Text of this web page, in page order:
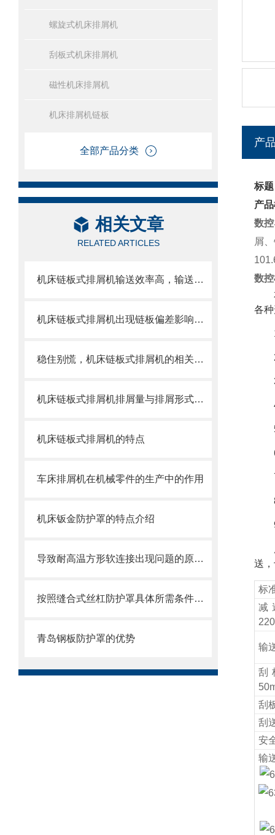
螺旋式机床排屑机
刮板式机床排屑机
磁性机床排屑机
机床排屑机链板
全部产品分类
相关文章
RELATED ARTICLES
机床链板式排屑机输送效率高，输送速度选择范围大
机床链板式排屑机出现链板偏差影响效率了怎么办？
稳住别慌，机床链板式排屑机的相关信息马上来
机床链板式排屑机排屑量与排屑形式有很大关系
机床链板式排屑机的特点
车床排屑机在机械零件的生产中的作用
机床钣金防护罩的特点介绍
导致耐高温方形软连接出现问题的原因大家都遇到哪些？
按照缝合式丝杠防护罩具体所需条件定制
青岛钢板防护罩的优势
产
标
产
数
屑
数
各
送
标
减
输
刮
刮
刮
安
输